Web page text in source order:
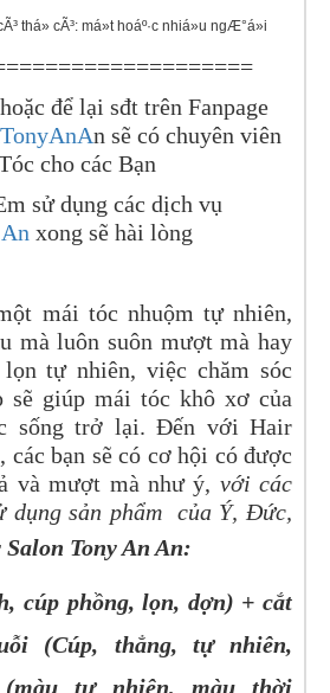
để lại sđt trên Fanpage
n sẽ có chuyên viên
cho các Bạn
sử dụng các dịch vụ
xong sẽ hài lòng
mái tóc nhuộm tự nhiên,
mà luôn suôn mượt mà hay
tự nhiên, việc chăm sóc
sẽ giúp mái tóc khô xơ của
sống trở lại. Đến với Hair
các bạn sẽ có cơ hội có được
và mượt mà như ý, với các
dụng sản phẩm của Ý, Đức,
Tony An An:
cúp phồng, lọn, dợn) + cắt
(Cúp, thẳng, tự nhiên,
(màu tự nhiên, màu thời